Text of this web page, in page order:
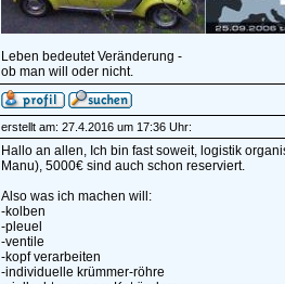
Leben bedeutet Veränderung -
ob man will oder nicht.
erstellt am: 27.4.2016 um 17:36 Uhr:
Hallo an allen, Ich bin fast soweit, logistik
Manu), 5000€ sind auch schon reserviert.
Also was ich machen will:
-kolben
-pleuel
-ventile
-kopf verarbeiten
-individuelle krümmer-röhre